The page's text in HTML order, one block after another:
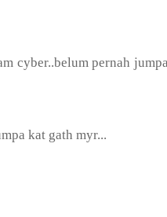
cyber..belum pernah
kat gath myr...